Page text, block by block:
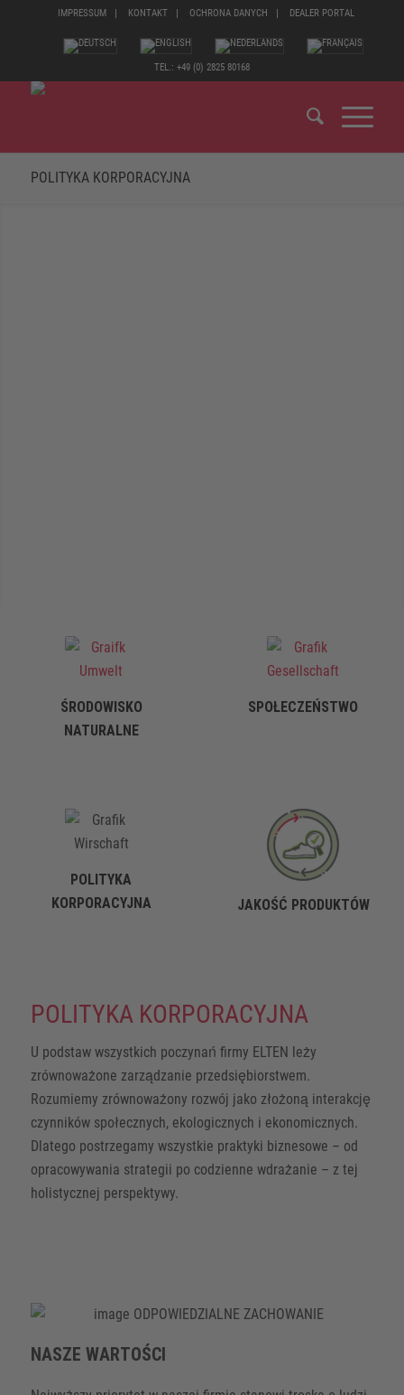
IMPRESSUM KONTAKT OCHRONA DANYCH DEALER PORTAL
TEL.: +49 (0) 2825 80168
POLITYKA KORPORACYJNA
ŚRODOWISKO
NATURALNE
SPOŁECZEŃSTWO
POLITYKA
KORPORACYJNA
JAKOŚĆ PRODUKTÓW
POLITYKA KORPORACYJNA
U podstaw wszystkich poczynań firmy ELTEN leży
zrównoważone zarządzanie przedsiębiorstwem.
Rozumiemy zrównoważony rozwój jako złożoną interakcję
czynników społecznych, ekologicznych i ekonomicznych.
Dlatego postrzegamy wszystkie praktyki biznesowe – od
opracowywania strategii po codzienne wdrażanie – z tej
holistycznej perspektywy.
NASZE WARTOŚCI